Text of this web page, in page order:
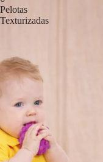
Pelotas
Texturizadas